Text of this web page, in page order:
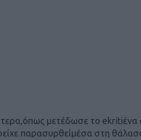
όπως μετέδωσε το ekritiένα
παρασυρθείμέσα στη